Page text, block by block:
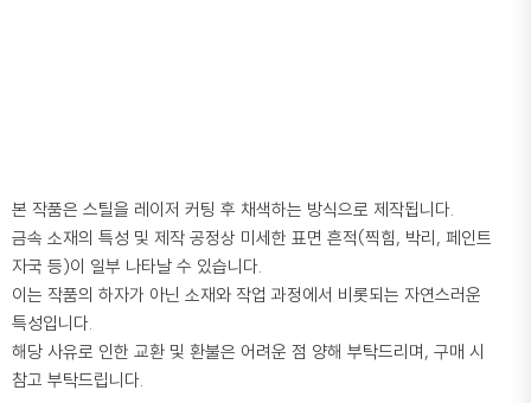
본 작품은 스틸을 레이저 커팅 후 채색하는 방식으로 제작됩니다.
금속 소재의 특성 및 제작 공정상 미세한 표면 흔적(찍힘, 박리, 페인트
자국 등)이 일부 나타날 수 있습니다.
이는 작품의 하자가 아닌 소재와 작업 과정에서 비롯되는 자연스러운
특성입니다.
해당 사유로 인한 교환 및 환불은 어려운 점 양해 부탁드리며, 구매 시
참고 부탁드립니다.